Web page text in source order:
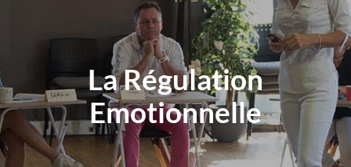
La Régulation
Emotionnelle